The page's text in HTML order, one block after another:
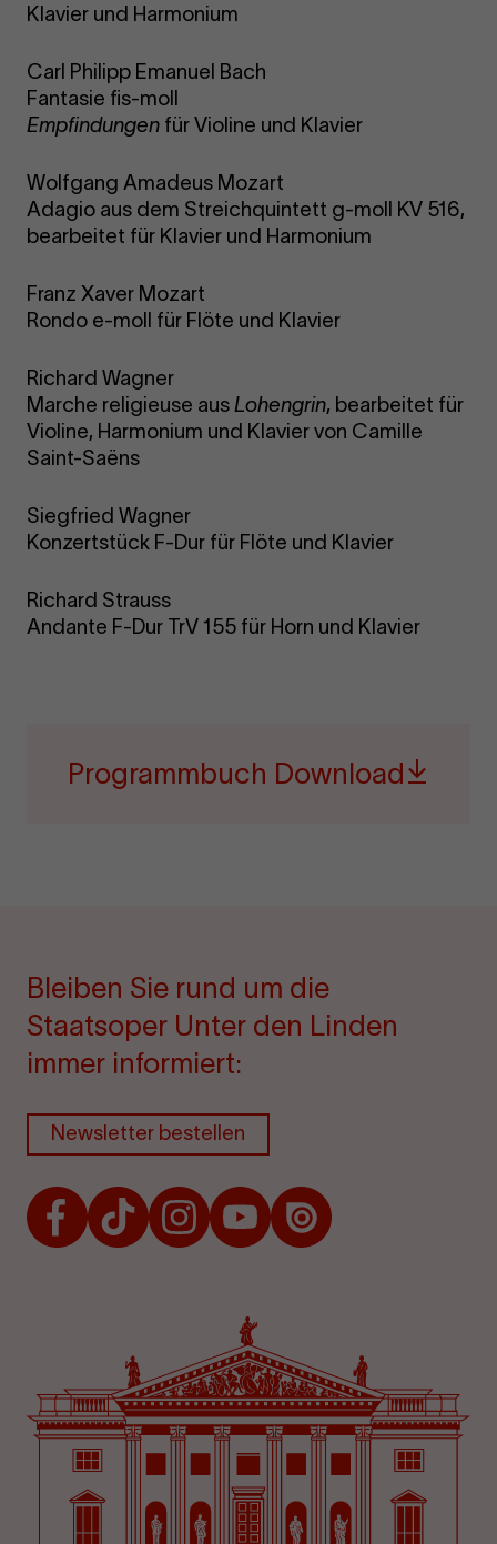
Klavier und Harmonium
Carl Philipp Emanuel Bach
Fantasie fis-moll
Empfindungen für Violine und Klavier
Wolfgang Amadeus Mozart
Adagio aus dem Streichquintett g-moll KV 516,
bearbeitet für Klavier und Harmonium
Franz Xaver Mozart
Rondo e-moll für Flöte und Klavier
Richard Wagner
Marche religieuse aus Lohengrin, bearbeitet für
Violine, Harmonium und Klavier von Camille
Saint-Saëns
Siegfried Wagner
Konzertstück F-Dur für Flöte und Klavier
Richard Strauss
Andante F-Dur TrV 155 für Horn und Klavier
Programmbuch Download
Bleiben Sie rund um die
Staatsoper Unter den Linden
immer informiert:
Newsletter bestellen
FacebookTikTokInstagramYoutubeIssuu